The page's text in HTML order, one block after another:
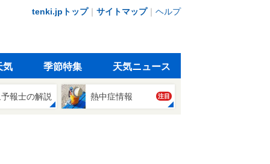
tenki.jpトップ｜ サイトマップ｜ ヘルプ
気 季節特集 天気ニュース
報士の解説 熱中症情報 注目